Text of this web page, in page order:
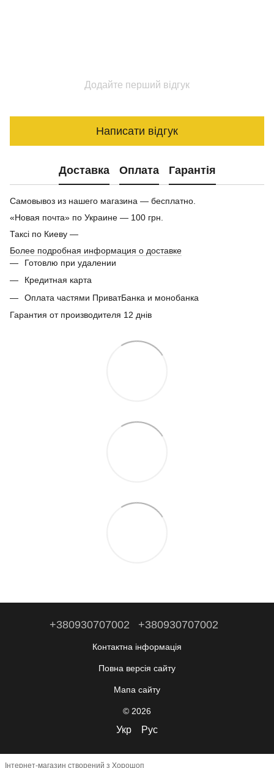
Додайте перший відгук
Написати відгук
Доставка Оплата Гарантія
Самовывоз из нашего магазина — бесплатно.
«Новая почта» по Украине — 100 грн.
Таксі по Киеву —
Более подробная информация о доставке
Готовлю при удалении
Кредитная карта
Оплата частями ПриватБанка и монобанка
Гарантия от производителя 12 днів
+380930707002 +380930707002
Контактна інформація
Повна версія сайту
Мапа сайту
© 2026
Укр Рус
Інтернет-магазин створений з Хорошоп